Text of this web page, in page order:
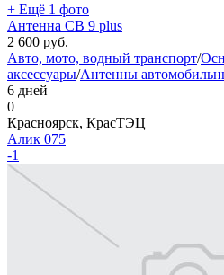
+ Ещё 1 фото
Антенна CB 9 plus
2 600 руб.
Авто, мото, водный транспорт/
аксессуары/Антенны
6 дней
0
Красноярск, КрасТЭЦ
Алик 075
-1